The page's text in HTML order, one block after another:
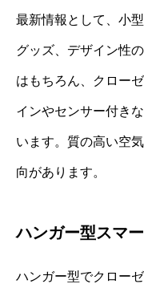
最新情報として、小
グッズ、デザイン性
はもちろん、クロー
インやセンサー付き
います。質の高い空
向があります。
ハンガー型スマ
ハンガー型でクロー